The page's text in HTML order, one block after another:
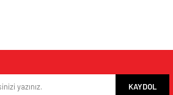
KAYDOL